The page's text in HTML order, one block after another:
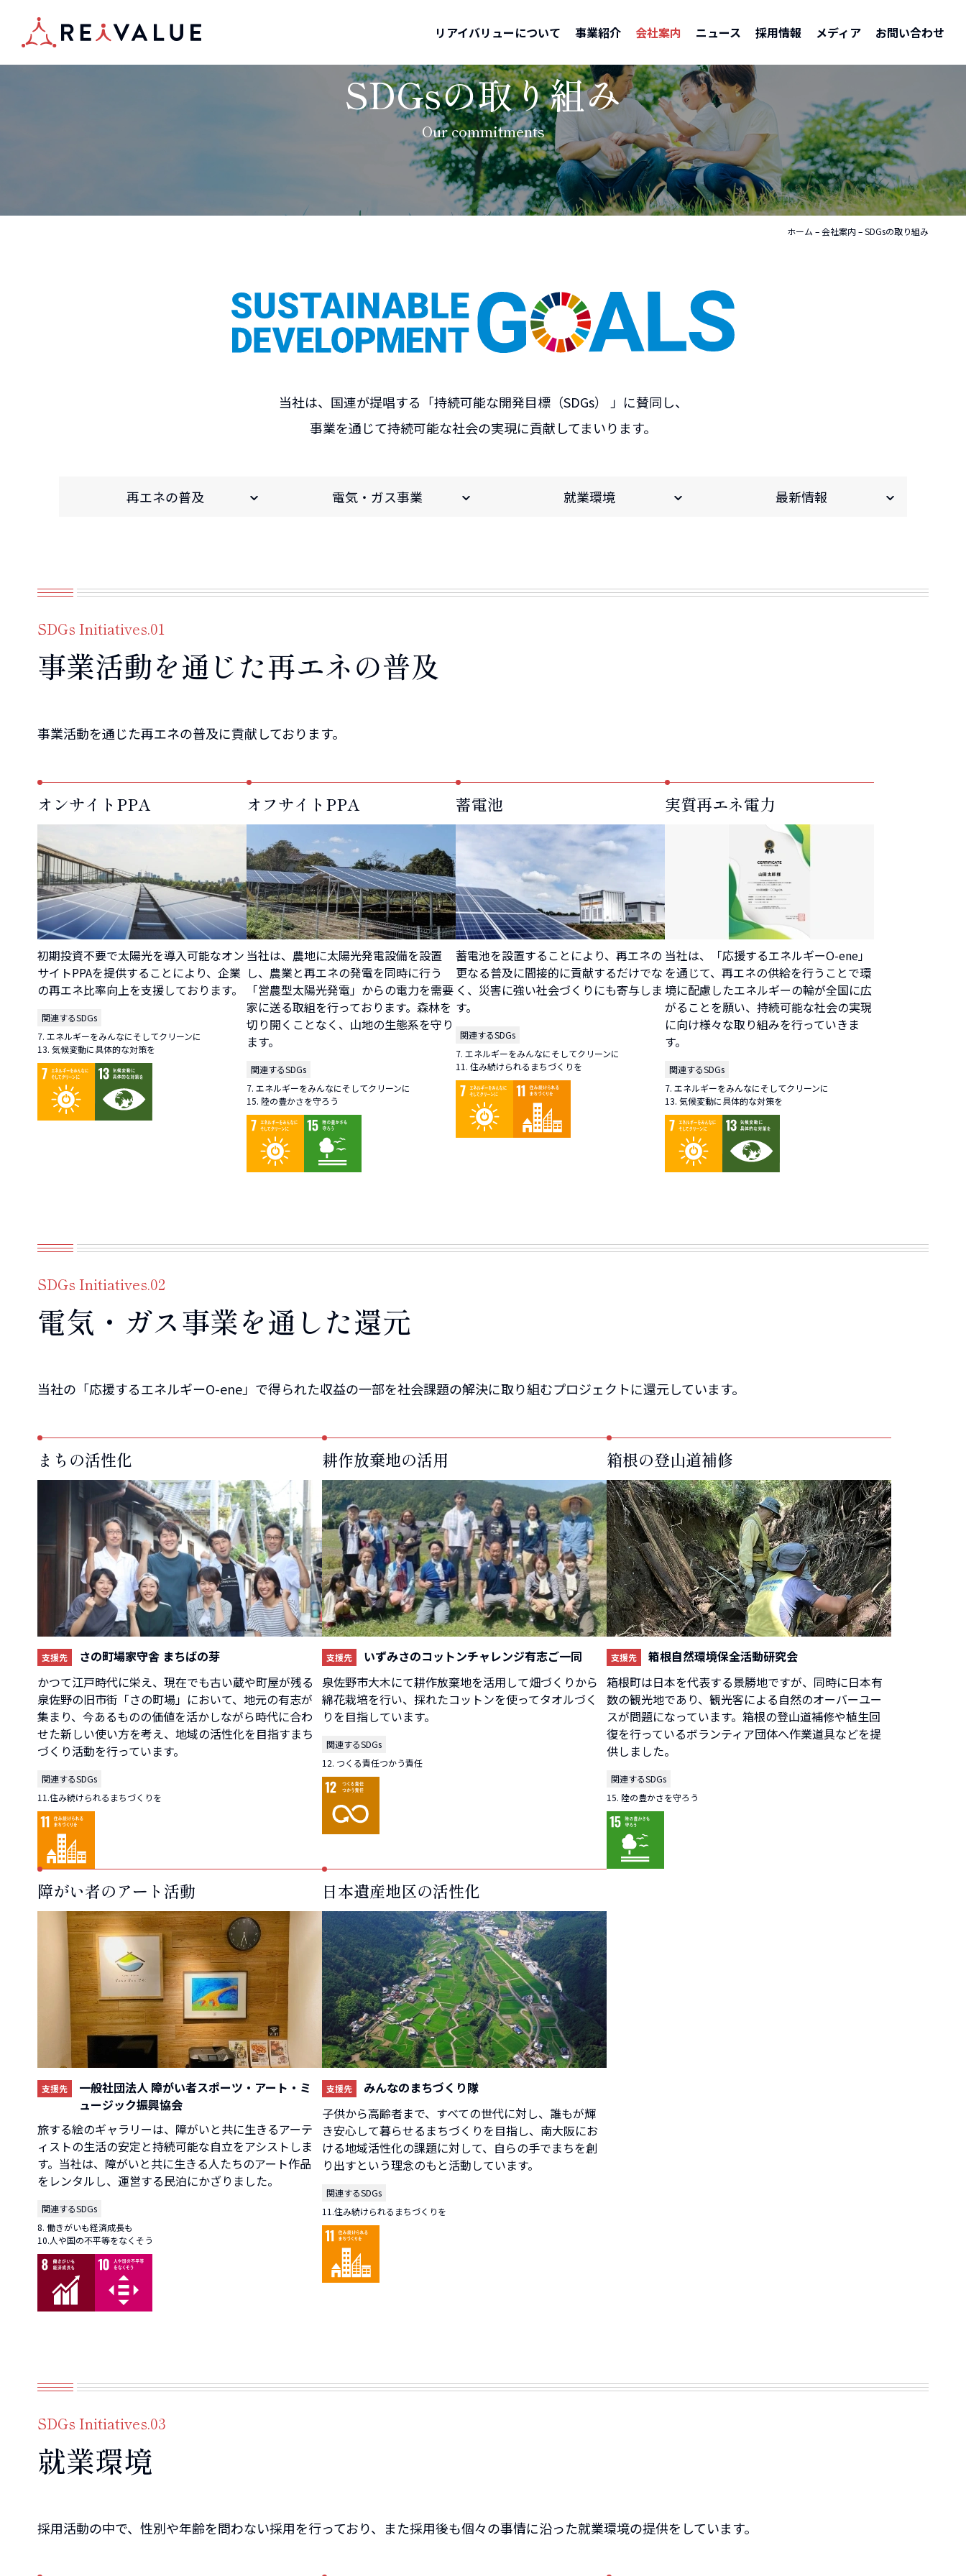
リアイバリューについて 事業紹介 会社案内 ニュース 採用情報 メディア お問い合わせ
SDGsの取り組み
Our commitments
ホーム –会社案内–SDGsの取り組み
当社は、国連が提唱する 「持続可能な開発目標（SDGs） 」に賛同し、
事業を通じて持続可能な社会の実現に貢献してまいります。
再エネの普及 電気・ガス事業 就業環境 最新情報
SDGs Initiatives.01
事業活動を通じた再エネの普及
事業活動を通じた再エネの普及に貢献しております。
オンサイトPPA
初期投資不要で太陽光を導入可能なオン
サイトPPAを提供することにより、企業
の再エネ比率向上を支援しております。
関連するSDGs
7. エネルギーをみんなにそしてクリーンに
13. 気候変動に具体的な対策を
オフサイトPPA
当社は、農地に太陽光発電設備を設置
し、農業と再エネの発電を同時に行う
「営農型太陽光発電」からの電力を需要
家に送る取組を行っております。森林を
切り開くことなく、山地の生態系を守り
ます。
関連するSDGs
7. エネルギーをみんなにそしてクリーンに
15. 陸の豊かさを守ろう
蓄電池
蓄電池を設置することにより、再エネの
更なる普及に間接的に貢献するだけでな
く、災害に強い社会づくりにも寄与しま
す。
関連するSDGs
7. エネルギーをみんなにそしてクリーンに
11. 住み続けられるまちづくりを
実質再エネ電力
当社は、「応援するエネルギーO-ene」
を通じて、再エネの供給を行うことで環
境に配慮したエネルギーの輪が全国に広
がることを願い、持続可能な社会の実現
に向け様々な取り組みを行っていきま
す。
関連するSDGs
7. エネルギーをみんなにそしてクリーンに
13. 気候変動に具体的な対策を
SDGs Initiatives.02
電気・ガス事業を通した還元
当社の「応援するエネルギーO-ene」で得られた収益の一部を社会課題の解決に取り組むプロジェクトに還元しています。
まちの活性化
支援先
さの町場家守舎 まちばの芽
かつて江戸時代に栄え、現在でも古い蔵や町屋が残る
泉佐野の旧市街「さの町場」において、地元の有志が
集まり、今あるものの価値を活かしながら時代に合わ
せた新しい使い方を考え、地域の活性化を目指すまち
づくり活動を行っています。
関連するSDGs
11.住み続けられるまちづくりを
耕作放棄地の活用
支援先
いずみさのコットンチャレンジ有志ご一同
泉佐野市大木にて耕作放棄地を活用して畑づくりから
綿花栽培を行い、採れたコットンを使ってタオルづく
りを目指しています。
関連するSDGs
12. つくる責任つかう責任
箱根の登山道補修
支援先
箱根自然環境保全活動研究会
箱根町は日本を代表する景勝地ですが、同時に日本有
数の観光地であり、観光客による自然のオーバーユー
スが問題になっています。箱根の登山道補修や植生回
復を行っているボランティア団体へ作業道具などを提
供しました。
関連するSDGs
15. 陸の豊かさを守ろう
障がい者のアート活動
支援先
一般社団法人 障がい者スポーツ・アート・ミ
ュージック振興協会
旅する絵のギャラリーは、障がいと共に生きるアーテ
ィストの生活の安定と持続可能な自立をアシストしま
す。当社は、障がいと共に生きる人たちのアート作品
をレンタルし、運営する民泊にかざりました。
関連するSDGs
8. 働きがいも経済成長も
10.人や国の不平等をなくそう
日本遺産地区の活性化
支援先
みんなのまちづくり隊
子供から高齢者まで、すべての世代に対し、誰もが輝
き安心して暮らせるまちづくりを目指し、南大阪にお
ける地域活性化の課題に対して、自らの手でまちを創
り出すという理念のもと活動しています。
関連するSDGs
11.住み続けられるまちづくりを
SDGs Initiatives.03
就業環境
採用活動の中で、性別や年齢を問わない採用を行っており、また採用後も個々の事情に沿った就業環境の提供をしています。